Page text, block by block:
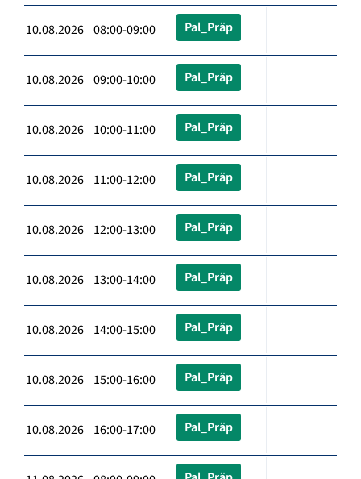
10.08.2026 08:00-09:00 Pal_Präp
10.08.2026 09:00-10:00 Pal_Präp
10.08.2026 10:00-11:00 Pal_Präp
10.08.2026 11:00-12:00 Pal_Präp
10.08.2026 12:00-13:00 Pal_Präp
10.08.2026 13:00-14:00 Pal_Präp
10.08.2026 14:00-15:00 Pal_Präp
10.08.2026 15:00-16:00 Pal_Präp
10.08.2026 16:00-17:00 Pal_Präp